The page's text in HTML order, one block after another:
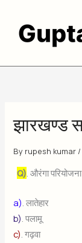
content
झारखण्ड
By rupesh kumar
Q) . औरंगा
a). लातेहार
b). पलामू
c). गढ़वा